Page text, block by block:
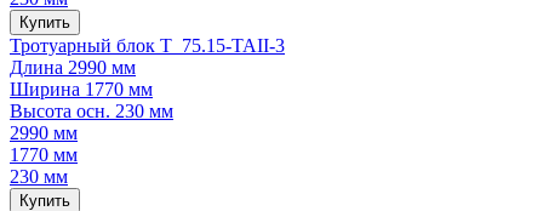
Купить
Тротуарный блок Т 75.15-TAII-3
Длина 2990 мм
Ширина 1770 мм
Высота осн. 230 мм
2990 мм
1770 мм
230 мм
Купить